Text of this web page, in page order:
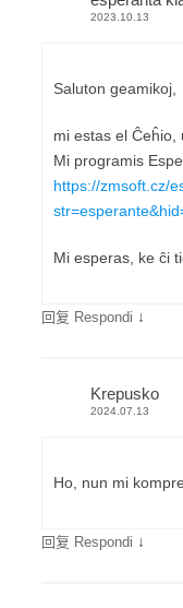
2023.10.13
Saluton geamikoj,
mi estas el Ĉeĥio,
Mi programis
https://zmsoft.cz/
Mi esperas, ke ĉi
回复 Respondi ↓
Krepusko
2024.07.13
Ho, nun mi
回复 Respondi ↓